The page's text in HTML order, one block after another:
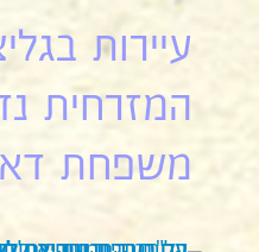
עיירות
המזרחית
משפחת דאקס